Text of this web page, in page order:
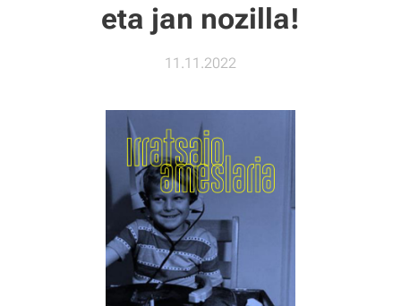
eta jan nozilla!
11.11.2022